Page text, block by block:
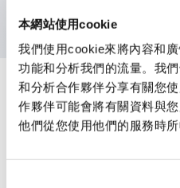
本網站使用cookie
我們使用cookie來將內容和
功能和分析我們的流量。我
和分析合作夥伴分享有關您
作夥伴可能會將有關資料與
他們從您使用他們的服務時所
規格
審美規範